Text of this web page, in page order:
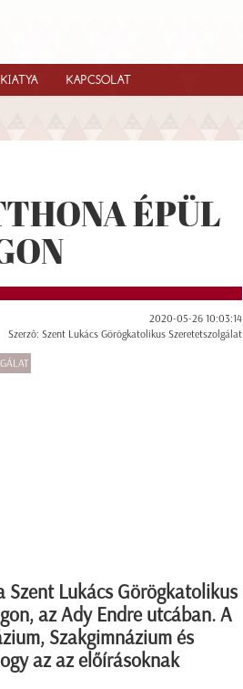
KAPCSOLAT
ÉPÜL
2020-05-26 10:03:14
Szerző: Szent Lukács Görögkatolikus Szeretetszolgálat
Lukács Görögkatolikus
az Ady Endre utcában. A
Szakgimnázium és
az az előírásoknak